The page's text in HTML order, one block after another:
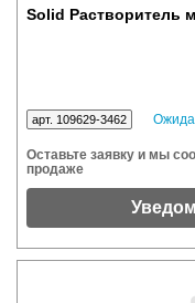
Solid Растворитель
арт. 109629-3462
Оставьте заявку и мы
продаже